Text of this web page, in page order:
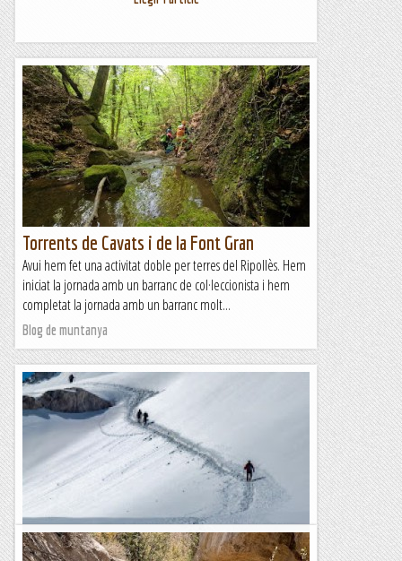
Torrents de Cavats i de la Font Gran
Avui hem fet una activitat doble per terres del Ripollès. Hem
iniciat la jornada amb un barranc de col·leccionista i hem
completat la jornada amb un barranc molt...
Blog de muntanya
Ha desaparegut la creu de l’Aneto